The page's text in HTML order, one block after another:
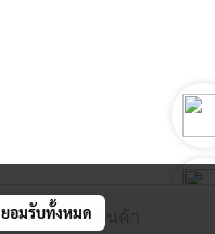
สั่งซื้อสินค้า
ยอมรับทั้งหมด